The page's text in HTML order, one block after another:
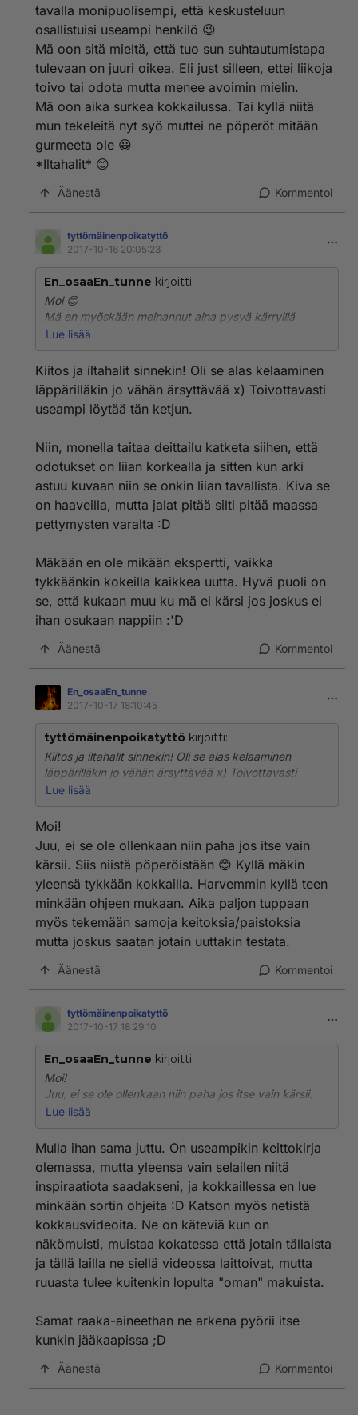
tavalla monipuolisempi, että keskusteluun
osallistuisi useampi henkilö 😉
Mä oon sitä mieltä, että tuo sun suhtautumistapa
tulevaan on juuri oikea. Eli just silleen, ettei liikoja
toivo tai odota mutta menee avoimin mielin.
Mä oon aika surkea kokkailussa. Tai kyllä niitä
mun tekeleitä nyt syö muttei ne pöperöt mitään
gurmeeta ole 😀
*Iltahalit* 😊
Äänestä Kommentoi
tyttömäinenpoikatyttö
2017-10-16 20:05:23
En_osaaEn_tunne kirjoitti:
Moi 😊
Mä en myöskään meinannut aina pysyä kärryillä
edellisen ketjun kanssa. Mutta enemmän mua "rasitti"
Jospa tästä toisesta osasta saataisiin myös sillä tavalla
monipuolisempi, että keskusteluun osallistuisi useampi
henkilö 😉
Mä oon sitä mieltä, että tuo sun suhtautumistapa
tai odota mutta menee avoimin mielin.
Mä oon aika surkea kokkailussa. Tai kyllä niitä mun
tekeleitä nyt syö muttei ne pöperöt mitään gurmeeta
ole 😀
*Iltahalit* 😊
Lue lisää
Kiitos ja iltahalit sinnekin! Oli se alas kelaaminen
läppärilläkin jo vähän ärsyttävää x) Toivottavasti
useampi löytää tän ketjun.
Niin, monella taitaa deittailu katketa siihen, että
odotukset on liian korkealla ja sitten kun arki
astuu kuvaan niin se onkin liian tavallista. Kiva se
on haaveilla, mutta jalat pitää silti pitää maassa
pettymysten varalta :D
Mäkään en ole mikään ekspertti, vaikka
tykkäänkin kokeilla kaikkea uutta. Hyvä puoli on
se, että kukaan muu ku mä ei kärsi jos joskus ei
ihan osukaan nappiin :'D
Äänestä Kommentoi
En_osaaEn_tunne
2017-10-17 18:10:45
tyttömäinenpoikatyttö kirjoitti:
Kiitos ja iltahalit sinnekin! Oli se alas kelaaminen
läppärilläkin jo vähän ärsyttävää x) Toivottavasti
useampi löytää tän ketjun.
Niin, monella taitaa deittailu katketa siihen, että
kuvaan niin se onkin liian tavallista. Kiva se on
haaveilla, mutta jalat pitää silti pitää maassa
pettymysten varalta :D
Mäkään en ole mikään ekspertti, vaikka tykkäänkin
kokeilla kaikkea uutta. Hyvä puoli on se, että kukaan
muu ku mä ei kärsi jos joskus ei ihan osukaan nappiin
:'D
Lue lisää
Moi!
Juu, ei se ole ollenkaan niin paha jos itse vain
kärsii. Siis niistä pöperöistään 😊 Kyllä mäkin
yleensä tykkään kokkailla. Harvemmin kyllä teen
minkään ohjeen mukaan. Aika paljon tuppaan
myös tekemään samoja keitoksia/paistoksia
mutta joskus saatan jotain uuttakin testata.
Äänestä Kommentoi
tyttömäinenpoikatyttö
2017-10-17 18:29:10
En_osaaEn_tunne kirjoitti:
Moi!
Juu, ei se ole ollenkaan niin paha jos itse vain kärsii.
Siis niistä pöperöistään 😊 Kyllä mäkin yleensä tykkään
mukaan. Aika paljon tuppaan myös tekemään samoja
keitoksia/paistoksia mutta joskus saatan jotain
uuttakin testata.
Lue lisää
Mulla ihan sama juttu. On useampikin keittokirja
olemassa, mutta yleensa vain selailen niitä
inspiraatiota saadakseni, ja kokkaillessa en lue
minkään sortin ohjeita :D Katson myös netistä
kokkausvideoita. Ne on käteviä kun on
näkömuisti, muistaa kokatessa että jotain tällaista
ja tällä lailla ne siellä videossa laittoivat, mutta
ruuasta tulee kuitenkin lopulta "oman" makuista.
Samat raaka-aineethan ne arkena pyörii itse
kunkin jääkaapissa ;D
Äänestä Kommentoi